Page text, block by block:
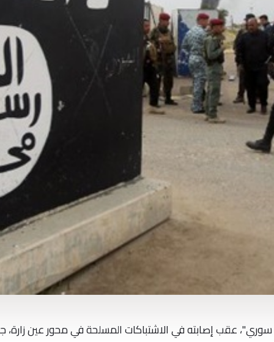
عقب إصابته في الاشتباكات المسلحة في محور عين زارة،